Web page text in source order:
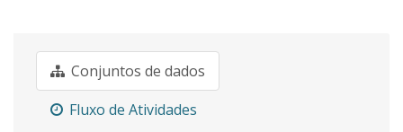
Conjuntos de dados
Fluxo de Atividades